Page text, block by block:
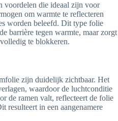
voordelen die ideaal zijn voor
om warmte te reflecteren
worden beleefd. Dit type folie
barrière tegen warmte, maar zorgt
te blokkeren.
zijn duidelijk zichtbaar. Het
waardoor de luchtconditie
de ramen valt, reflecteert de folie
resulteert in een aangenamere